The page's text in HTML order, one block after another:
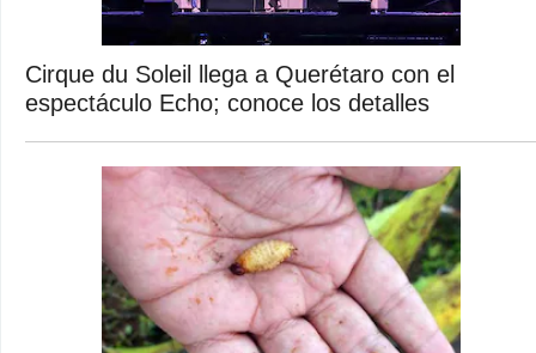
Cirque du Soleil llega a Querétaro con el
espectáculo Echo; conoce los detalles